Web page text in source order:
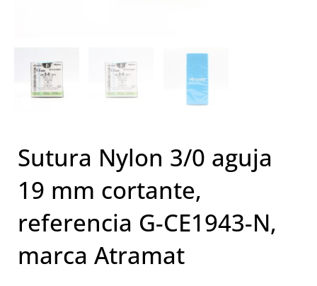
Sutura Nylon 3/0 aguja
19 mm cortante,
referencia G-CE1943-N,
marca Atramat